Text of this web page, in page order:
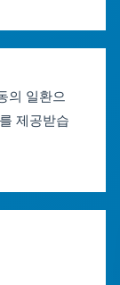
의 일환으
제공받습